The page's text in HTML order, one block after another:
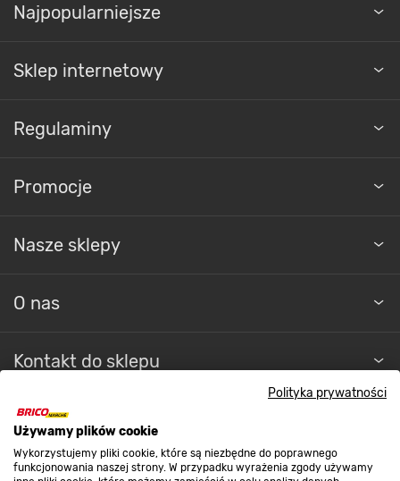
Polityka prywatności
Używamy plików cookie
Wykorzystujemy pliki cookie, które są niezbędne do poprawnego
funkcjonowania naszej strony. W przypadku wyrażenia zgody używamy
Najpopularniejsze
Sklep internetowy
Regulaminy
Promocje
Nasze sklepy
O nas
Kontakt do sklepu
Strefa biznesu